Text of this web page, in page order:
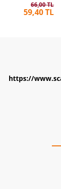
66,00 TL
59,40 TL
https://